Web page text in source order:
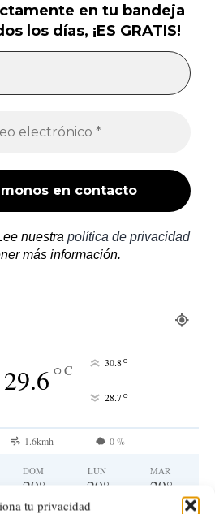
tu privacidad
en tu bandeja
los días, ¡ES GRATIS!
nuestra política de privacidad
más información.
29.6°C 30.8°
28.7°
1.6kmh 0 %
DOM
29°
LUN
29°
MAR
29°